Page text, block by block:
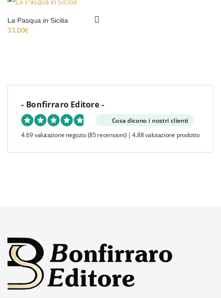
La Pasqua in Sicilia
33,00€
- Bonfirraro Editore -
Cosa dicono i nostri clienti
4.69 valutazione negozio (85 recensioni) | 4.88 valutazione prodotto